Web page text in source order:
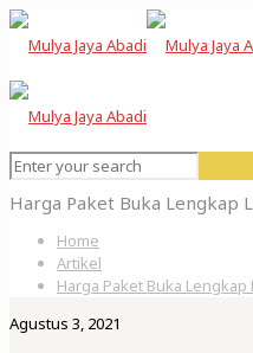
Harga Paket Buka Lengkap
Home
Artikel
Harga Paket Buka
Agustus 3, 2021